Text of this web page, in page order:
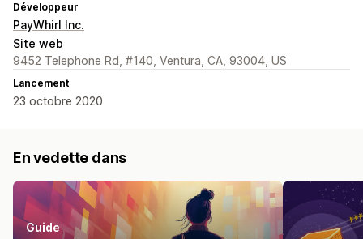
Développeur
PayWhirl Inc.
Site web
9452 Telephone Rd, #140, Ventura, CA, 93004, US
Lancement
23 octobre 2020
En vedette dans
Guide